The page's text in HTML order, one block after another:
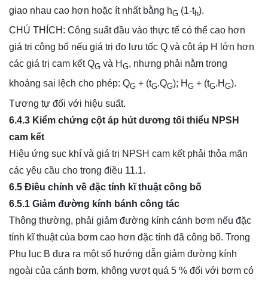
giao nhau cao hơn hoặc ít nhất bằng hG (1-th).
CHÚ THÍCH: Công suất đầu vào thực tế có thể cao hơn
giá trị công bố nếu giá trị đo lưu tốc Q và cột áp H lớn hơn
các giá trị cam kết QG và H G, nhưng phải nằm trong
khoảng sai lệch cho phép: QG + (tG.QG); H G + (tG.H G).
Tương tự đối với hiệu suất.
6.4.3 Kiểm chứng cột áp hút dương tối thiểu NPSH
cam kết
Hiệu ứng sục khí và giá trị NPSH cam kết phải thỏa mãn
các yêu cầu cho trong điều 11.1.
6.5 Điều chỉnh về đặc tính kĩ thuật công bố
6.5.1 Giảm đường kính bánh công tác
Thông thường, phải giảm đường kính cánh bơm nếu đặc
tính kĩ thuật của bơm cao hơn đặc tính đã công bố. Trong
Phụ lục B đưa ra một số hướng dẫn giảm đường kính
ngoài của cánh bơm, không vượt quá 5 % đối với bơm có